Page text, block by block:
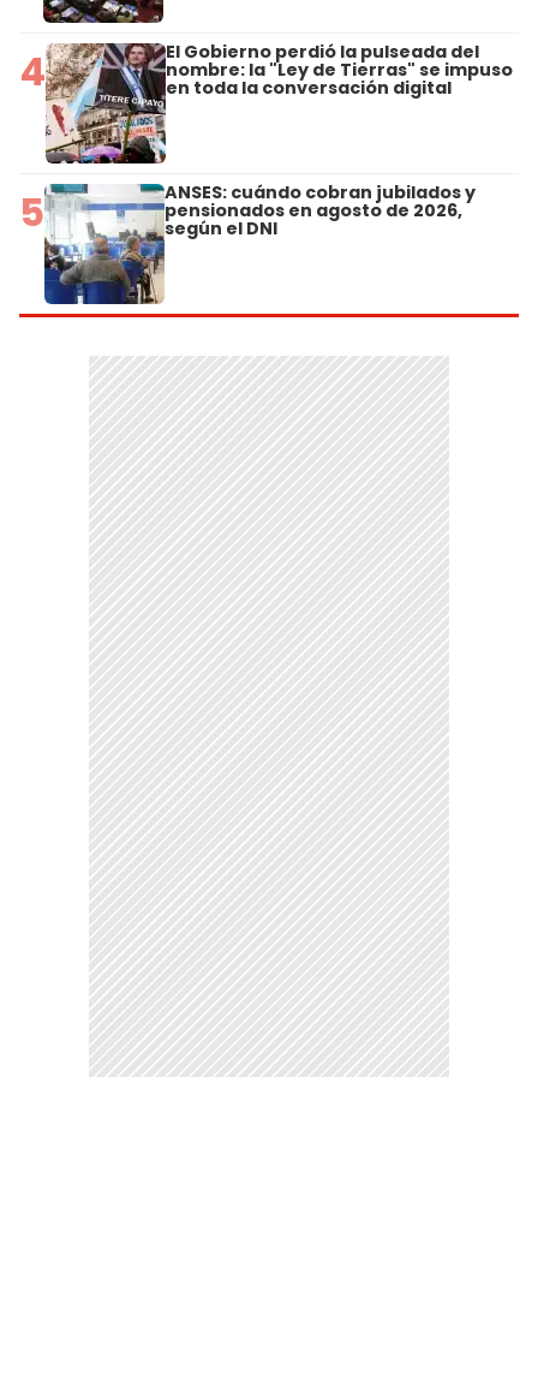
4 El Gobierno perdió la pulseada del
nombre: la "Ley de Tierras" se impuso
en toda la conversación digital
5 ANSES: cuándo cobran jubilados y
pensionados en agosto de 2026,
según el DNI